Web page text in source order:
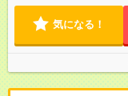
気になる！